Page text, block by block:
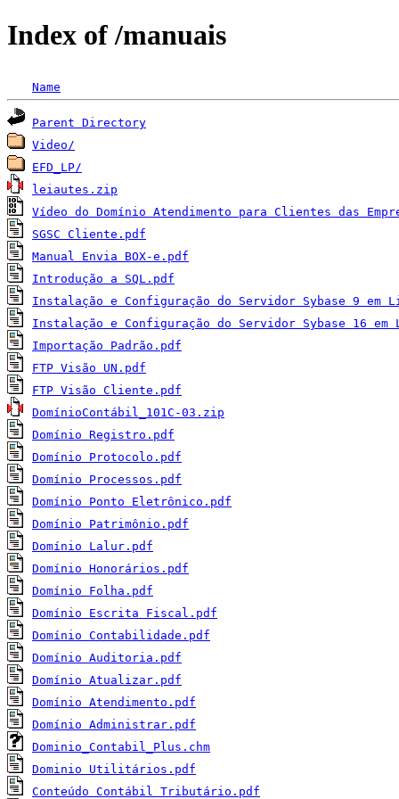
Index of /manuais
Name
Parent Directory
Video/
EFD_LP/
leiautes.zip
Vídeo do Domínio Atendimento para Clientes das
SGSC Cliente.pdf
Manual Envia BOX-e.pdf
Introdução a SQL.pdf
Instalação e Configuração do Servidor Sybase 9 em
Instalação e Configuração do Servidor Sybase 16
Importação Padrão.pdf
FTP Visão UN.pdf
FTP Visão Cliente.pdf
DomínioContábil_101C-03.zip
Domínio Registro.pdf
Domínio Protocolo.pdf
Domínio Processos.pdf
Domínio Ponto Eletrônico.pdf
Domínio Patrimônio.pdf
Domínio Lalur.pdf
Domínio Honorários.pdf
Domínio Folha.pdf
Domínio Escrita Fiscal.pdf
Domínio Contabilidade.pdf
Domínio Auditoria.pdf
Domínio Atualizar.pdf
Domínio Atendimento.pdf
Domínio Administrar.pdf
Dominio_Contabil_Plus.chm
Dominio Utilitários.pdf
Conteúdo Contábil Tributário.pdf